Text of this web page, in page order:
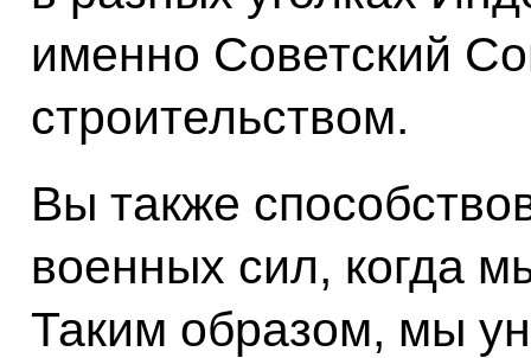
именно Советский
строительством.
Вы также
военных сил, когда
Таким образом, мы